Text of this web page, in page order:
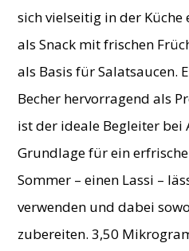
sich vielseitig in der Küche
als Snack mit frischen
als Basis für Salatsaucen.
Becher hervorragend als
ist der ideale Begleiter bei
Grundlage für ein
Sommer – einen Lassi –
verwenden und dabei
zubereiten. 3,50